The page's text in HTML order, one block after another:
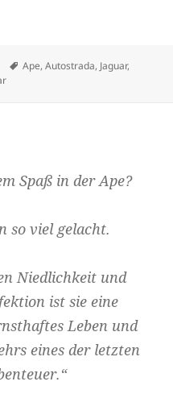
Schlagwörter
Ape,Autostrada, Jaguar,
zu Verkehrt im Kopf
Spaß in der Ape?
so viel gelacht.
Niedlichkeit und
ist sie eine
Leben und
eines der letzten